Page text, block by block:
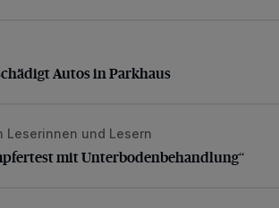
Autos in Parkhaus
Autos in Parkhaus
mit Unterbodenbehandlung“
Leserinnen und Lesern
mit Unterbodenbehandlung“